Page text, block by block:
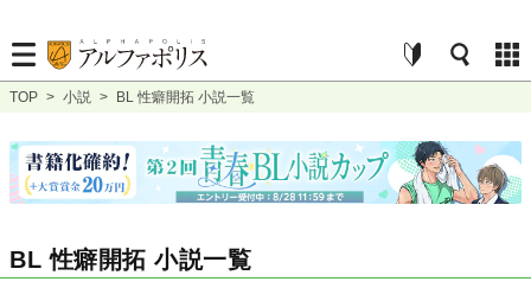
TOP > 小説 > BL 性癖開拓 小説一覧
BL 性癖開拓 小説一覧